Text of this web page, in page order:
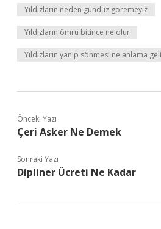
Yıldızların neden gündüz göremeyiz
Yıldızların ömrü bitince ne olur
Yıldızların yanıp sönmesi ne anlama
Önceki Yazı
Çeri Asker Ne Demek
Sonraki Yazı
Dipliner Ücreti Ne Kadar